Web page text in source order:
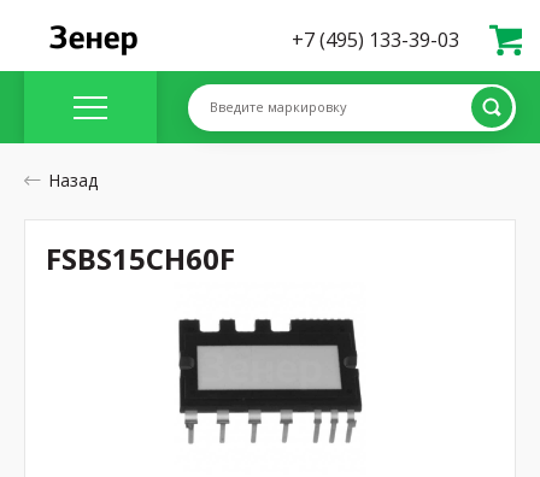
+7 (495) 133-39-03
Введите маркировку
Назад
FSBS15CH60F